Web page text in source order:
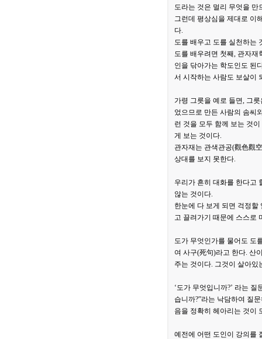
도라는 것은 멀리 무엇을
그런데 평상심을 제대로 이
다.
도를 배우고 도를 실천하는
도를 배우려면 첫째, 관자
인을 닦아가는 학도인도 된
서 시작하는 사람도 보살이
가령 그릇을 예로 들면, 그
었으므로 만든 사람의 솜씨
런 것을 모두 함께 보는 것
게 보는 것이다.
관자재는 관색관공(觀色觀
상대를 보지 못한다.
우리가 흔히 대화를 한다고
않는 것이다.
한눈에 다 보게 되면 걱정
고 끌려가기 때문에 스스로
도가 무엇인가를 물어도 도
여 사구(死句)라고 한다. 산
주는 것이다. 그것이 살아있
‘도가 무엇입니까?’ 라는
습니까?”라는 낙담하여 질
음을 정확히 헤아리는 것이
예전에 어떤 도인이 강의를